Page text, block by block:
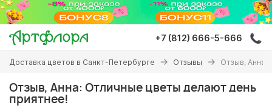
Перейти
основному
содержанию
+7 (812) 666-5-666
Вы
здесь
Доставка цветов в Санкт-Петербурге Отзывы Отзыв, Анна:
Отзыв, Анна: Отличные цветы делают день
приятнее!